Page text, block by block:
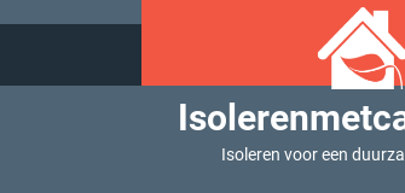
Isoleren voor een